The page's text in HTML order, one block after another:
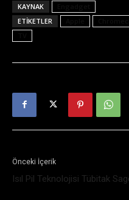
KAYNAK
ETIKETLER
Önceki İçerik
Isıl Pil Teknolojisi Tübitak